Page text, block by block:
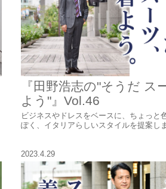
『田野浩志の"そうだ ス
よう"』Vol.46
ビジネスやドレスをベースに、ちょっと
ぽく、イタリアらしいスタイルを提案し
2023.4.29